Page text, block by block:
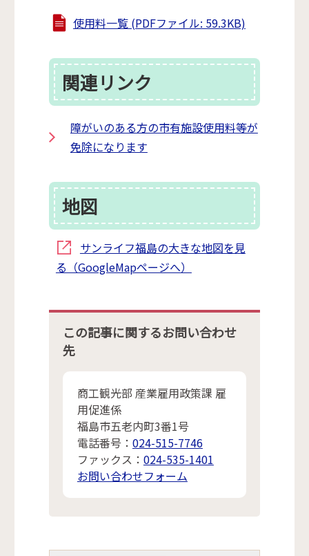
使用料一覧 (PDFファイル: 59.3KB)
関連リンク
障がいのある方の市有施設使用料等が
免除になります
地図
サンライフ福島の大きな地図を見
る（GoogleMapページへ）
この記事に関するお問い合わせ
先
商工観光部 産業雇用政策課 雇
用促進係
福島市五老内町3番1号
電話番号： 024-515-7746
ファックス： 024-535-1401
お問い合わせフォーム